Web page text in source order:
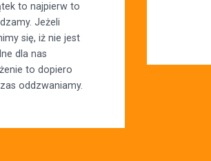
to najpierw to
Jeżeli
się, iż nie jest
dla nas
to dopiero
oddzwaniamy.